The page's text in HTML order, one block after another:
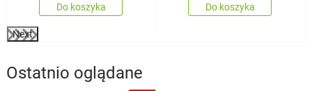
Do koszyka Do koszyka
Next
Ostatnio oglądane